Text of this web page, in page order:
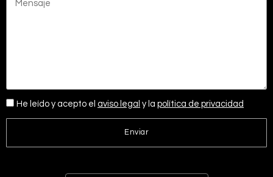
He leído y acepto el aviso legal y la política de privacidad
Enviar